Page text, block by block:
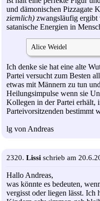
und dämonischen Pizzagate
ziemlich) zwangsläufig
satanische Energien in
Alice Weidel
Ich denke sie hat eine alte
Partei versucht zum Besten
etwas mit Männern zu tun
Heilungsimpulse wenn sie
Kollegen in der Partei erhält,
Parteivorsitzenden bestimmt
lg von Andreas
2320. Lissi schrieb am
Hallo Andreas,
was könnte es bedeuten,
vergisst oder liegen lässt.